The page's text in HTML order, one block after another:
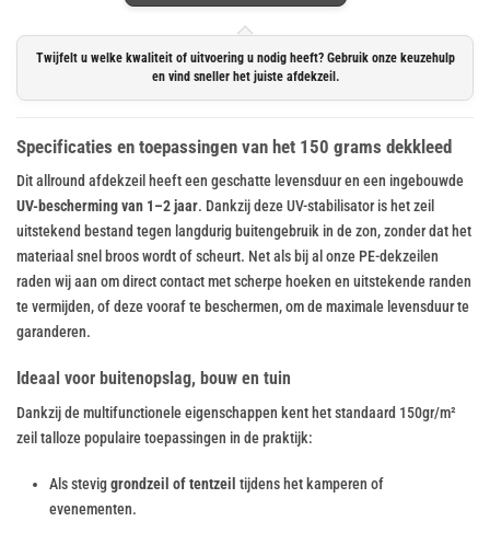
Twijfelt u welke kwaliteit of uitvoering u nodig heeft? Gebruik onze keuzehulp
en vind sneller het juiste afdekzeil.
Specificaties en toepassingen van het 150 grams dekkleed
Dit allround afdekzeil heeft een geschatte levensduur en een ingebouwde
UV-bescherming van 1–2 jaar. Dankzij deze UV-stabilisator is het zeil
uitstekend bestand tegen langdurig buitengebruik in de zon, zonder dat het
materiaal snel broos wordt of scheurt. Net als bij al onze PE-dekzeilen
raden wij aan om direct contact met scherpe hoeken en uitstekende randen
te vermijden, of deze vooraf te beschermen, om de maximale levensduur te
garanderen.
Ideaal voor buitenopslag, bouw en tuin
Dankzij de multifunctionele eigenschappen kent het standaard 150gr/m²
zeil talloze populaire toepassingen in de praktijk:
Als steviggrondzeil of tentzeil tijdens het kamperen of
evenementen.